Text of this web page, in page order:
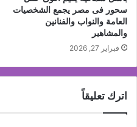
سحور فى مصر يجمع الشخصيات
العامة والنواب والفنانين
والمشاهير
فبراير 27, 2026
اترك تعليقاً